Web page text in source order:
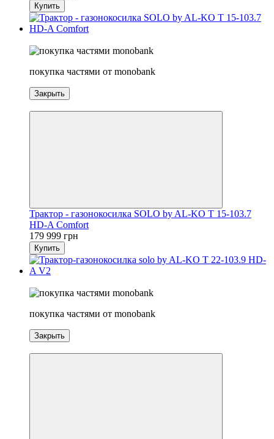
Купить
покупка частями от monobank
Закрыть
Трактор - газонокосилка SOLO by AL-KO T 15-103.7
HD-A Comfort
179 999 грн
Купить
покупка частями от monobank
Закрыть